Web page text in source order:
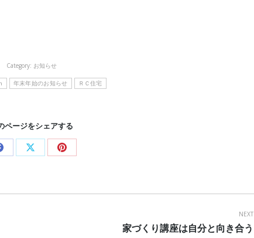
Category: お知らせ
年末年始のお知らせ ＲＣ住宅
ページをシェアする
Share
X
Share
Pinterest
NEXT
家づくり講座は自分と向き合う